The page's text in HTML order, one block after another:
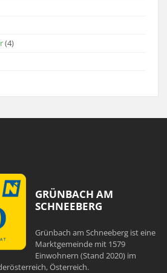
(4)
GRÜNBACH AM
SCHNEEBERG
Grünbach am Schneeberg ist eine
Marktgemeinde mit 1579
Einwohnern (Stand 2020) im
Österreich.